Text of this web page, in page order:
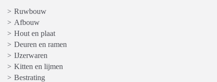
> Ruwbouw
> Afbouw
> Hout en plaat
> Deuren en ramen
> IJzerwaren
> Kitten en lijmen
> Bestrating